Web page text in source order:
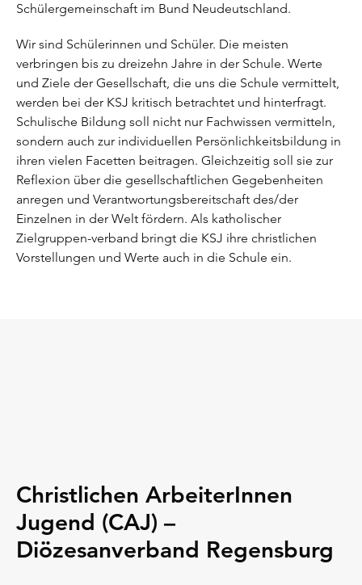
Schülergemeinschaft im Bund Neudeutschland.
Wir sind Schülerinnen und Schüler. Die meisten
verbringen bis zu dreizehn Jahre in der Schule. Werte
und Ziele der Gesellschaft, die uns die Schule vermittelt,
werden bei der KSJ kritisch betrachtet und hinterfragt.
Schulische Bildung soll nicht nur Fachwissen vermitteln,
sondern auch zur individuellen Persönlichkeitsbildung in
ihren vielen Facetten beitragen. Gleichzeitig soll sie zur
Reflexion über die gesellschaftlichen Gegebenheiten
anregen und Verantwortungsbereitschaft des/der
Einzelnen in der Welt fördern. Als katholischer
Zielgruppen-verband bringt die KSJ ihre christlichen
Vorstellungen und Werte auch in die Schule ein.
Christlichen ArbeiterInnen
Jugend (CAJ) –
Diözesanverband Regensburg